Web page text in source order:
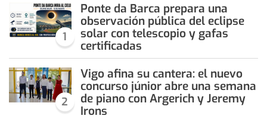
1
Ponte da Barca prepara una
observación pública del eclipse
solar con telescopio y gafas
certificadas
2
Vigo afina su cantera: el nuevo
concurso júnior abre una semana
de piano con Argerich y Jeremy
Irons